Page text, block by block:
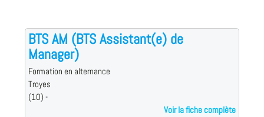
BTS AM (BTS Assistant(e) de
Manager)
Formation en alternance
Troyes
(10) -
Voir la fiche complète